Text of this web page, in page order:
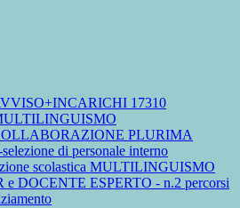
17310
PLURIMA
di personale interno
scolastica MULTILINGUISMO
e DOCENTE ESPERTO - n.2 percorsi